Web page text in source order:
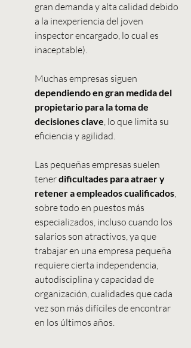
gran demanda y alta calidad debido
a la inexperiencia del joven
inspector encargado, lo cual es
inaceptable).
Muchas empresas siguen
dependiendo en gran medida del
propietario para la toma de
decisiones clave, lo que limita su
eficiencia y agilidad.
Las pequeñas empresas suelen
tener dificultades para atraer y
retener a empleados cualificados,
sobre todo en puestos más
especializados, incluso cuando los
salarios son atractivos, ya que
trabajar en una empresa pequeña
requiere cierta independencia,
autodisciplina y capacidad de
organización, cualidades que cada
vez son más difíciles de encontrar
en los últimos años.